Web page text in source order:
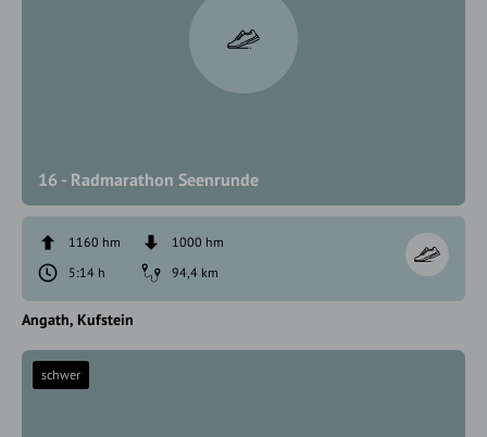
16 - Radmarathon Seenrunde
1160 hm
1000 hm
5:14 h
94,4 km
Angath Kufstein
schwer